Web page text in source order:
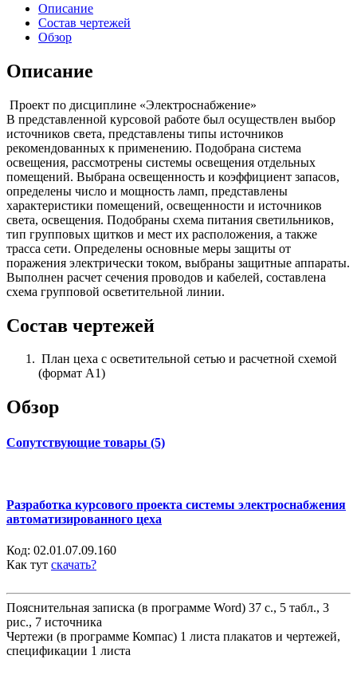
Описание
Состав чертежей
Обзор
Описание
Проект по дисциплине «Электроснабжение»
В представленной курсовой работе был осуществлен выбор
источников света, представлены типы источников
рекомендованных к применению. Подобрана система
освещения, рассмотрены системы освещения отдельных
помещений. Выбрана освещенность и коэффициент запасов,
определены число и мощность ламп, представлены
характеристики помещений, освещенности и источников
света, освещения. Подобраны схема питания светильников,
тип групповых щитков и мест их расположения, а также
трасса сети. Определены основные меры защиты от
поражения электрически током, выбраны защитные аппараты.
Выполнен расчет сечения проводов и кабелей, составлена
схема групповой осветительной линии.
Состав чертежей
План цеха с осветительной сетью и расчетной схемой
(формат А1)
Обзор
Сопутствующие товары (5)
Разработка курсового проекта системы электроснабжения
автоматизированного цеха
Код: 02.01.07.09.160
Как тут скачать?
Пояснительная записка (в программе Word) 37 с., 5 табл., 3
рис., 7 источника
Чертежи (в программе Компас) 1 листа плакатов и чертежей,
спецификации 1 листа